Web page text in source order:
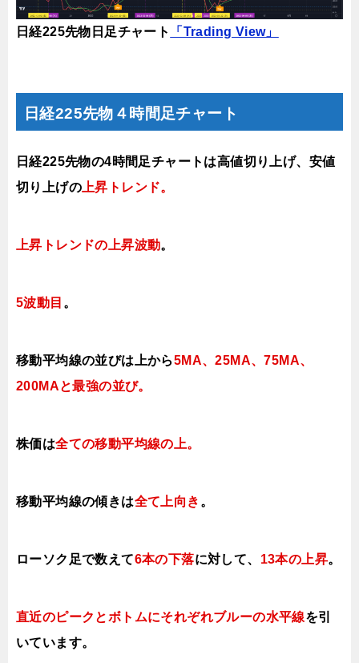
日経225先物日足チャート 「Trading View」
日経225先物４時間足チャート
日経225先物の4時間足チャートは高値切り上げ、安値
切り上げの 上昇トレンド。
上昇トレンドの上昇波動。
5波動目 。
移動平均線の並びは上から5MA、25MA、75MA、
200MAと最強の並び。
株価は全ての移動平均線の上。
移動平均線の傾きは全て上向き 。
ローソク足で数えて6本の下落に対して、 13本の上昇。
直近のピークとボトムにそれぞれブルーの水平線を引
いています。